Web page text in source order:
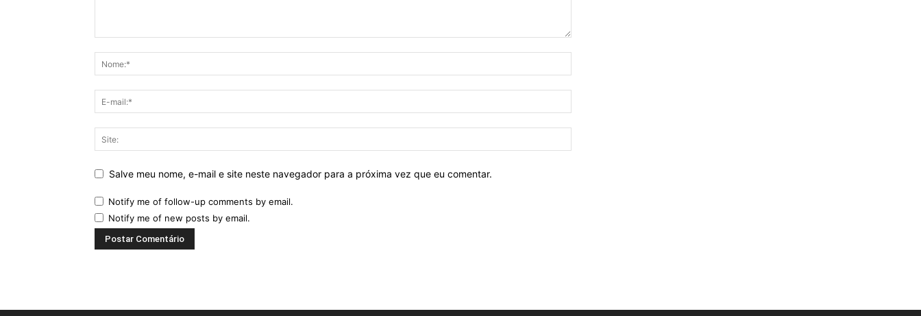
Salve meu nome, e-mail e site neste navegador para a próxima vez que eu comentar.
Notify me of follow-up comments by email.
Notify me of new posts by email.